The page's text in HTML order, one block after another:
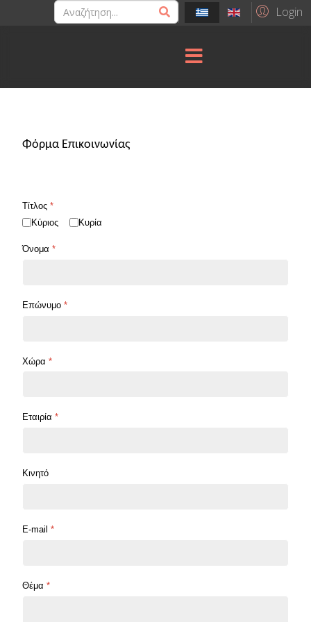
Login
Φόρμα Επικοινωνίας
Τίτλος *
Κύριος
Κυρία
Όνομα *
Επώνυμο *
Χώρα *
Εταιρία *
Κινητό
E-mail *
Θέμα *